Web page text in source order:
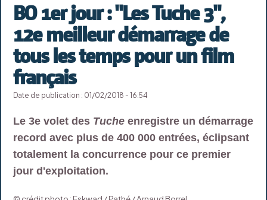
BO 1er jour : "Les Tuche 3",
12e meilleur démarrage de
tous les temps pour un film
français
Date de publication : 01/02/2018 - 16:54
Le 3e volet des Tuche enregistre un démarrage
record avec plus de 400 000 entrées, éclipsant
totalement la concurrence pour ce premier
jour d'exploitation.